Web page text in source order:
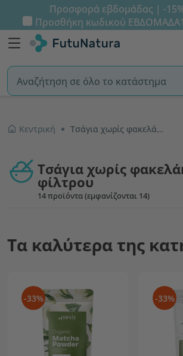
Προσφορά εβδομάδας | -
Προσθήκη κωδικού
Κεντρική Τσάγια χωρίς φακελάκια φίλτρου
Τσάγια χωρίς
φίλτρου
14 προϊόντα (εμφανίζονται 14)
Τα καλύτερα της
-33% -33%